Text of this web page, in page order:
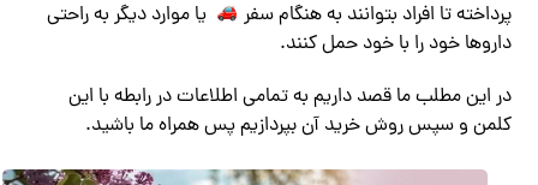
پرداخته تا افراد بتوانند به هنگام سفر
یا موارد دیگر به راحتی
داروها خود را با خود حمل کنند.
در این مطلب ما قصد داریم به تمامی اطلاعات در رابطه با این
کلمن و سپس روش خرید آن بپردازیم پس همراه ما باشید.